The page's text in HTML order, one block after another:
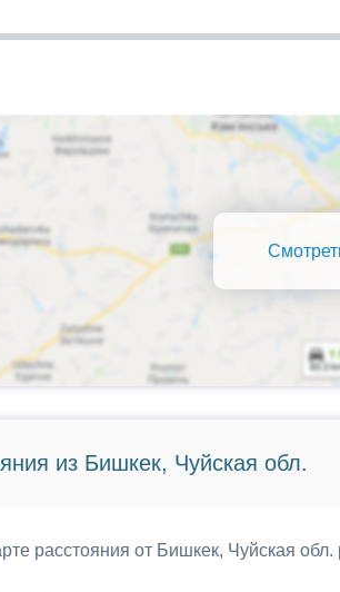
из Бишкек, Чуйская обл.
расстояния от Бишкек, Чуйская